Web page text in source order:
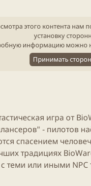
этого контента нам
установку
информацию можно
Принимать
игра от
- пилотов
спасением
традициях
теми или иными